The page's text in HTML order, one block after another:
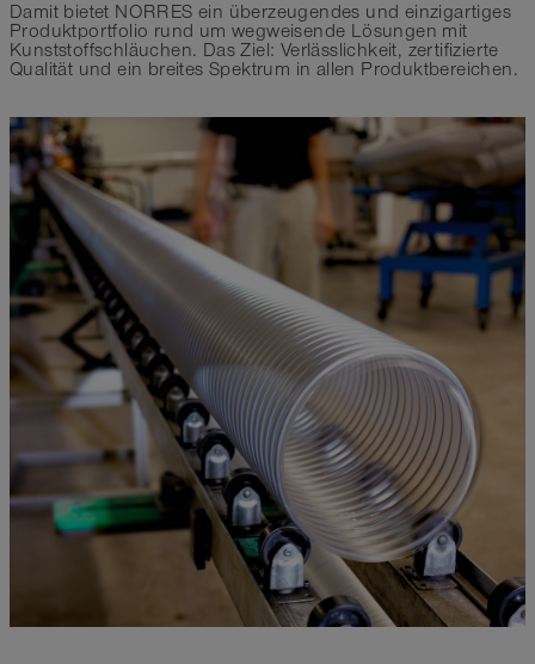
Damit bietet NORRES ein überzeugendes und einzigartiges
Produktportfolio rund um wegweisende Lösungen mit
Kunststoffschläuchen. Das Ziel: Verlässlichkeit, zertifizierte
Qualität und ein breites Spektrum in allen Produktbereichen.